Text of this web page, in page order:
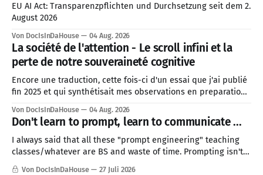
EU AI Act: Transparenzpflichten und Durchsetzung seit dem 2.
August 2026
Von DocIsInDaHouse 04 Aug. 2026
La société de l'attention - Le scroll infini et la
perte de notre souveraineté cognitive
Encore une traduction, cette fois-ci d'un essai que j'ai publié
fin 2025 et qui synthétisait mes observations en preparation
contexte géopolitique mondial actuel est directement lié à
cette problématique de la société de
Von DocIsInDaHouse 04 Aug. 2026
Don't learn to prompt, learn to communicate ...
I always said that all these "prompt engineering" teaching
classes/whatever are BS and waste of time. Prompting isn't a
skill, good communication is ...
Von DocIsInDaHouse 27 Juli 2026